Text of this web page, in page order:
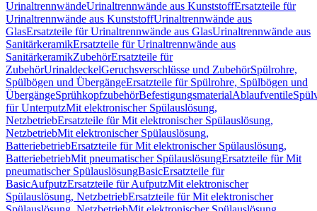
UrinaltrennwändeUrinaltrennwände aus KunststoffErsatzteile für
Urinaltrennwände aus KunststoffUrinaltrennwände aus
GlasErsatzteile für Urinaltrennwände aus GlasUrinaltrennwände aus
SanitärkeramikErsatzteile für Urinaltrennwände aus
SanitärkeramikZubehörErsatzteile für
ZubehörUrinaldeckelGeruchsverschlüsse und ZubehörSpülrohre,
Spülbögen und ÜbergängeErsatzteile für Spülrohre, Spülbögen und
ÜbergängeSprühkopfzubehörBefestigungsmaterialAblaufventile
für UnterputzMit elektronischer Spülauslösung,
NetzbetriebErsatzteile für Mit elektronischer Spülauslösung,
NetzbetriebMit elektronischer Spülauslösung,
BatteriebetriebErsatzteile für Mit elektronischer Spülauslösung,
BatteriebetriebMit pneumatischer SpülauslösungErsatzteile für Mit
pneumatischer SpülauslösungBasicErsatzteile für
BasicAufputzErsatzteile für AufputzMit elektronischer
Spülauslösung, NetzbetriebErsatzteile für Mit elektronischer